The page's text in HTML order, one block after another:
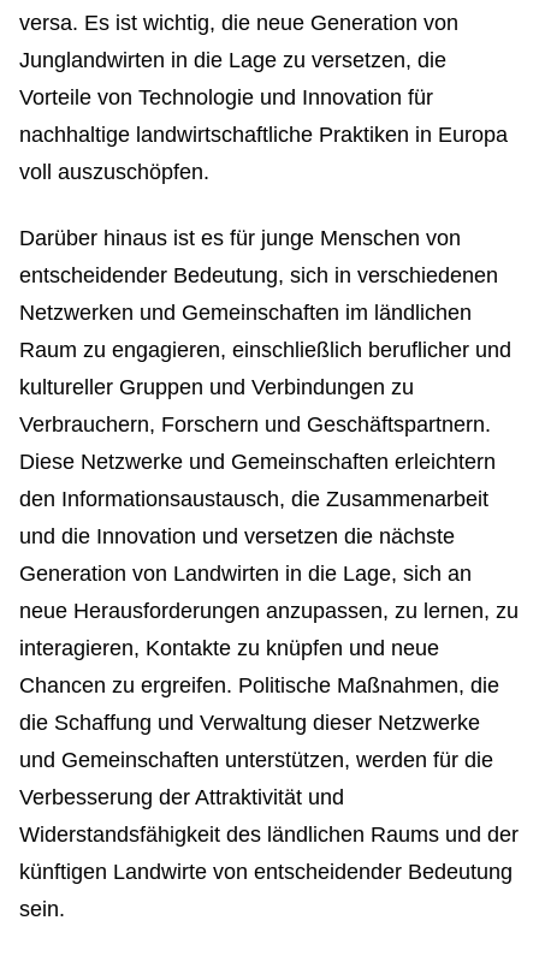
versa. Es ist wichtig, die neue Generation von
Junglandwirten in die Lage zu versetzen, die
Vorteile von Technologie und Innovation für
nachhaltige landwirtschaftliche Praktiken in Europa
voll auszuschöpfen.
Darüber hinaus ist es für junge Menschen von
entscheidender Bedeutung, sich in verschiedenen
Netzwerken und Gemeinschaften im ländlichen
Raum zu engagieren, einschließlich beruflicher und
kultureller Gruppen und Verbindungen zu
Verbrauchern, Forschern und Geschäftspartnern.
Diese Netzwerke und Gemeinschaften erleichtern
den Informationsaustausch, die Zusammenarbeit
und die Innovation und versetzen die nächste
Generation von Landwirten in die Lage, sich an
neue Herausforderungen anzupassen, zu lernen, zu
interagieren, Kontakte zu knüpfen und neue
Chancen zu ergreifen. Politische Maßnahmen, die
die Schaffung und Verwaltung dieser Netzwerke
und Gemeinschaften unterstützen, werden für die
Verbesserung der Attraktivität und
Widerstandsfähigkeit des ländlichen Raums und der
künftigen Landwirte von entscheidender Bedeutung
sein.